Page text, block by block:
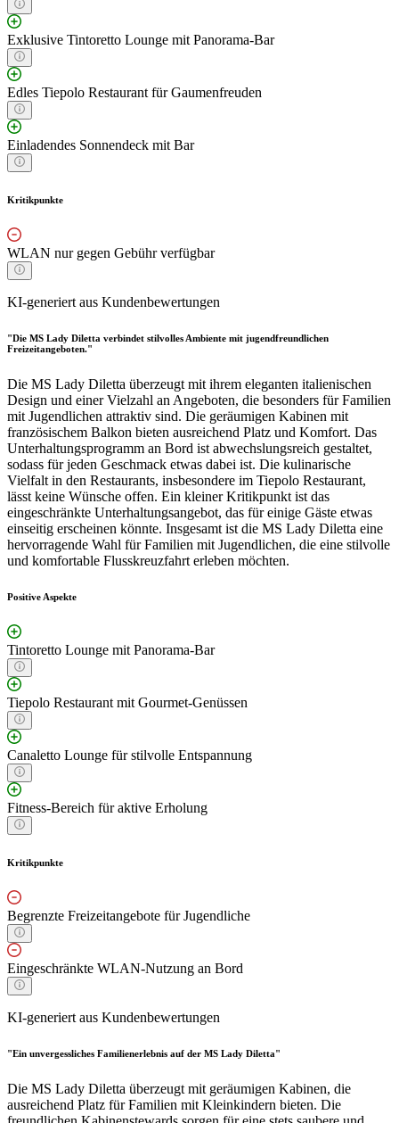
Exklusive Tintoretto Lounge mit Panorama-Bar
Edles Tiepolo Restaurant für Gaumenfreuden
Einladendes Sonnendeck mit Bar
Kritikpunkte
WLAN nur gegen Gebühr verfügbar
KI-generiert aus Kundenbewertungen
"Die MS Lady Diletta verbindet stilvolles Ambiente mit jugendfreundlichen
Freizeitangeboten."
Die MS Lady Diletta überzeugt mit ihrem eleganten italienischen
Design und einer Vielzahl an Angeboten, die besonders für Familien
mit Jugendlichen attraktiv sind. Die geräumigen Kabinen mit
französischem Balkon bieten ausreichend Platz und Komfort. Das
Unterhaltungsprogramm an Bord ist abwechslungsreich gestaltet,
sodass für jeden Geschmack etwas dabei ist. Die kulinarische
Vielfalt in den Restaurants, insbesondere im Tiepolo Restaurant,
lässt keine Wünsche offen. Ein kleiner Kritikpunkt ist das
eingeschränkte Unterhaltungsangebot, das für einige Gäste etwas
einseitig erscheinen könnte. Insgesamt ist die MS Lady Diletta eine
hervorragende Wahl für Familien mit Jugendlichen, die eine stilvolle
und komfortable Flusskreuzfahrt erleben möchten.
Positive Aspekte
Tintoretto Lounge mit Panorama-Bar
Tiepolo Restaurant mit Gourmet-Genüssen
Canaletto Lounge für stilvolle Entspannung
Fitness-Bereich für aktive Erholung
Kritikpunkte
Begrenzte Freizeitangebote für Jugendliche
Eingeschränkte WLAN-Nutzung an Bord
KI-generiert aus Kundenbewertungen
"Ein unvergessliches Familienerlebnis auf der MS Lady Diletta"
Die MS Lady Diletta überzeugt mit geräumigen Kabinen, die
ausreichend Platz für Familien mit Kleinkindern bieten. Die